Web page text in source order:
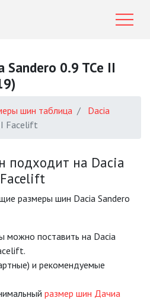
0.9 TCe II
шин таблица
Dacia
Facelift
подходит на Dacia
Facelift
размеры шин Dacia Sandero
можно поставить на Dacia
и рекомендуемые
размер шин Дачиа